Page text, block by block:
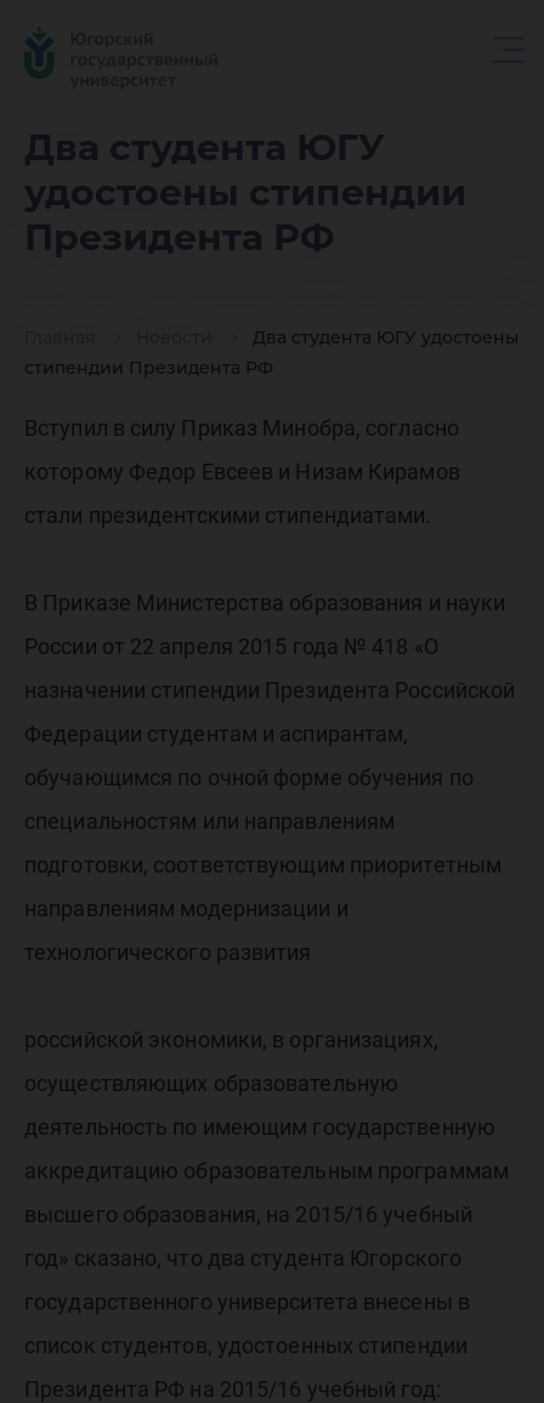
Два студента ЮГУ
удостоены стипендии
Президента РФ
Два студента ЮГУ удостоены
стипендии Президента РФ
Два
ЮГУ
РФ
Вступил в силу Приказ Минобра, согласно
которому Федор Евсеев и Низам Кирамов
стали президентскими стипендиатами.
В Приказе Министерства образования и науки
России от 22 апреля 2015 года № 418 «О
назначении стипендии Президента Российской
Федерации студентам и аспирантам,
обучающимся по очной форме обучения по
специальностям или направлениям
подготовки, соответствующим приоритетным
направлениям модернизации и
технологического развития
российской экономики, в организациях,
осуществляющих образовательную
деятельность по имеющим государственную
аккредитацию образовательным программам
высшего образования, на 2015/16 учебный
год» сказано, что два студента Югорского
государственного университета внесены в
список студентов, удостоенных стипендии
Президента РФ на 2015/16 учебный год: